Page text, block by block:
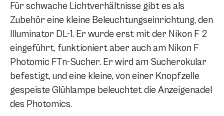
Für schwache Lichtverhältnisse gibt es als
Zubehör eine kleine Beleuchtungseinrichtung, den
Illuminator DL-1. Er wurde erst mit der Nikon F 2
eingeführt, funktioniert aber auch am Nikon F
Photomic FTn-Sucher. Er wird am Sucherokular
befestigt, und eine kleine, von einer Knopfzelle
gespeiste Glühlampe beleuchtet die Anzeigenadel
des Photomics.